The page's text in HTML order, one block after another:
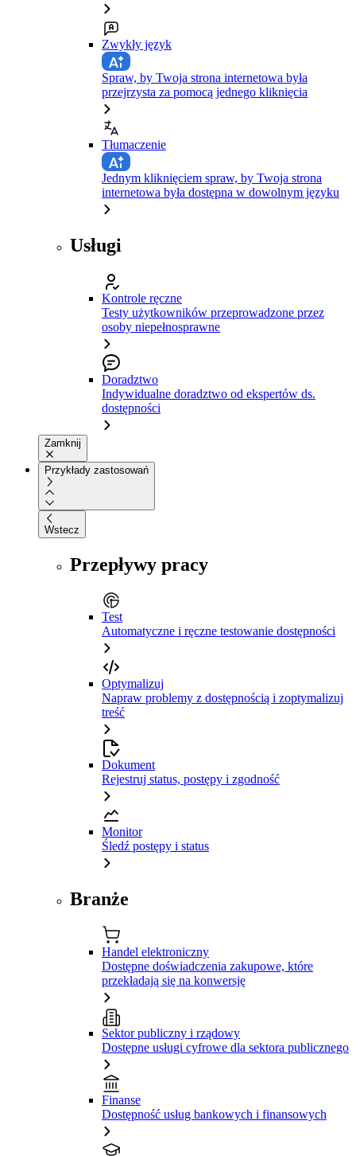
Zwykły język
Spraw, by Twoja strona internetowa była
przejrzysta za pomocą jednego kliknięcia
Tłumaczenie
Jednym kliknięciem spraw, by Twoja strona
internetowa była dostępna w dowolnym języku
Usługi
Kontrole ręczne
Testy użytkowników przeprowadzone przez
osoby niepełnosprawne
Doradztwo
Indywidualne doradztwo od ekspertów ds.
dostępności
Zamknij
Przykłady zastosowań
Wstecz
Przepływy pracy
Test
Automatyczne i ręczne testowanie dostępności
Optymalizuj
Napraw problemy z dostępnością i zoptymalizuj
treść
Dokument
Rejestruj status, postępy i zgodność
Monitor
Śledź postępy i status
Branże
Handel elektroniczny
Dostępne doświadczenia zakupowe, które
przekładają się na konwersję
Sektor publiczny i rządowy
Dostępne usługi cyfrowe dla sektora publicznego
Finanse
Dostępność usług bankowych i finansowych